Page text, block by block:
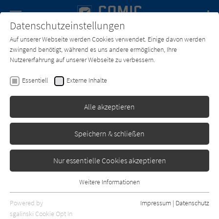
SUCHE Forum Charts Newsletter
Peyo
Standard
nur rezensierte Titel anzeigen
Datenschutzeinstellungen
Auf unserer Webseite werden Cookies verwendet. Einige davon werden
zwingend benötigt, während es uns andere ermöglichen, Ihre
Nutzererfahrung auf unserer Webseite zu verbessern.
Essentiell Externe Inhalte
Alle akzeptieren
Speichern & schließen
Nur essentielle Cookies akzeptieren
Essentielle Cookies werden für grundlegende Funktionen der
Webseite benötigt. Dadurch ist gewährleistet, dass die Webseite
Weitere Informationen
Powered by
sgalinski Cookie Opt In
Impressum | Datenschutz